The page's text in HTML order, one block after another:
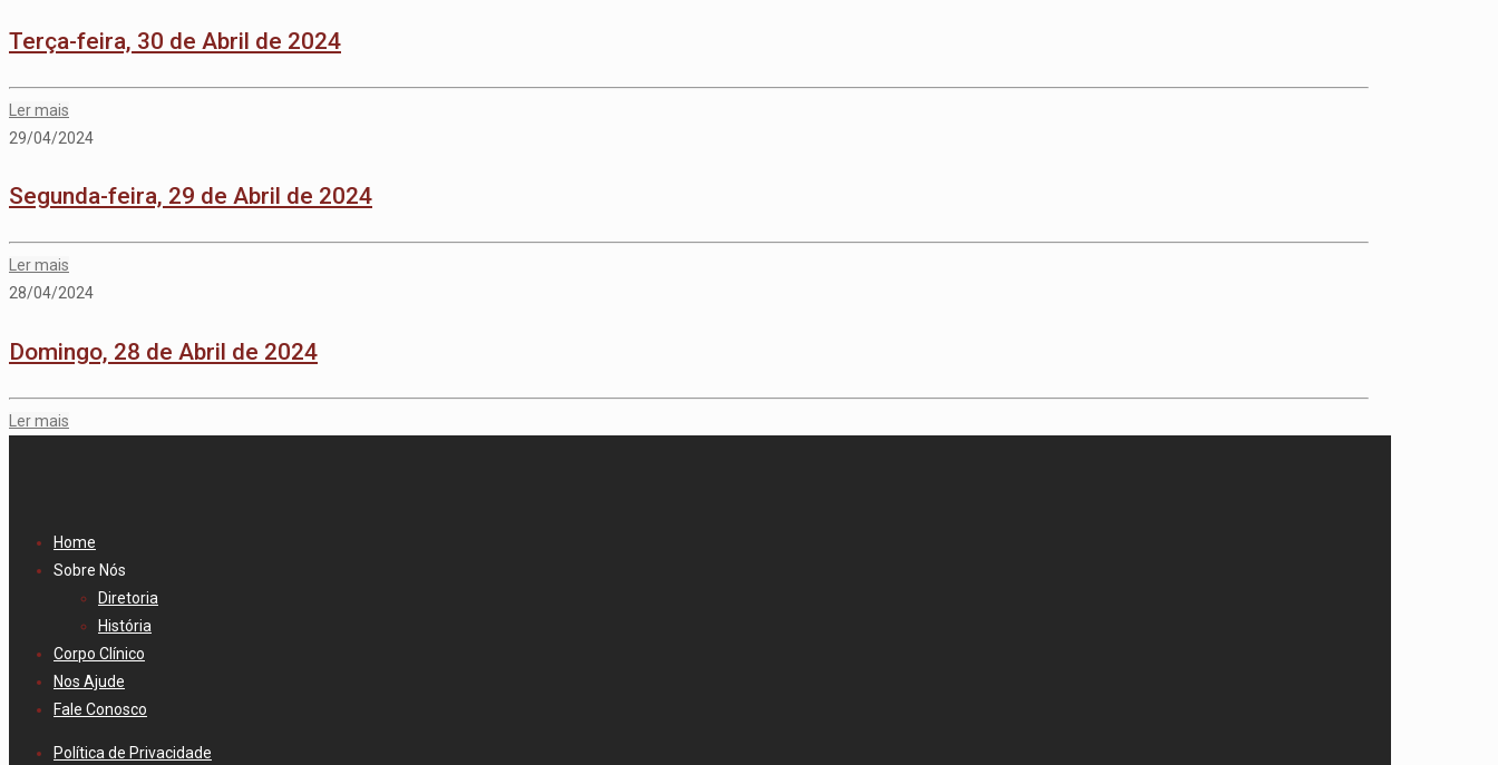
Terça-feira, 30 de Abril de 2024
Ler mais
29/04/2024
Segunda-feira, 29 de Abril de 2024
Ler mais
28/04/2024
Domingo, 28 de Abril de 2024
Ler mais
Home
Sobre Nós
Diretoria
História
Corpo Clínico
Nos Ajude
Fale Conosco
Política de Privacidade